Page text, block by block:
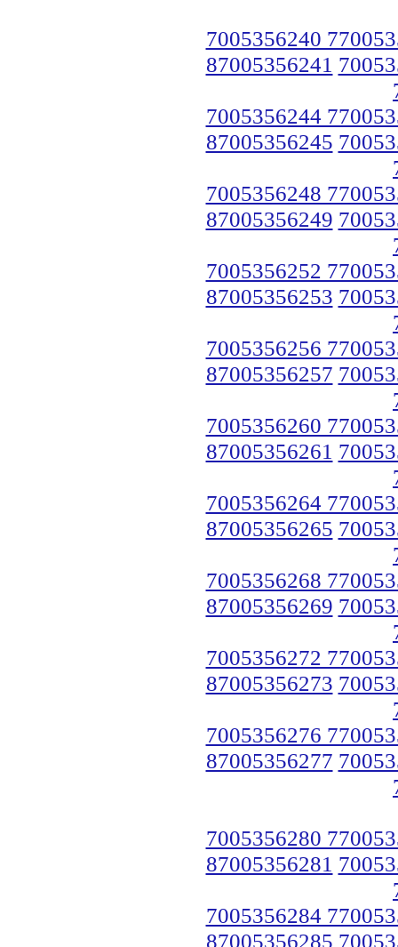
7005356240
87005356241
7005356244
87005356245
7005356248
87005356249
7005356252
87005356253
7005356256
87005356257
7005356260
87005356261
7005356264
87005356265
7005356268
87005356269
7005356272
87005356273
7005356276
87005356277
7005356280
87005356281
7005356284
87005356285